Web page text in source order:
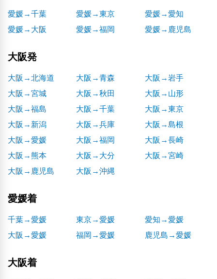
愛媛→千葉 愛媛→東京
愛媛→愛知
愛媛→大阪
愛媛→福岡 愛媛→鹿児島
大阪発
大阪→北海道 大阪→青森
大阪→岩手
大阪→宮城
大阪→秋田
大阪→山形
大阪→福島
大阪→千葉
大阪→東京
大阪→新潟
大阪→兵庫
大阪→島根
大阪→愛媛
大阪→福岡
大阪→長崎
大阪→熊本
大阪→大分
大阪→宮崎
大阪→鹿児島
大阪→沖縄
愛媛着
千葉→愛媛 東京→愛媛
愛知→愛媛
大阪→愛媛
福岡→愛媛 鹿児島→愛媛
大阪着